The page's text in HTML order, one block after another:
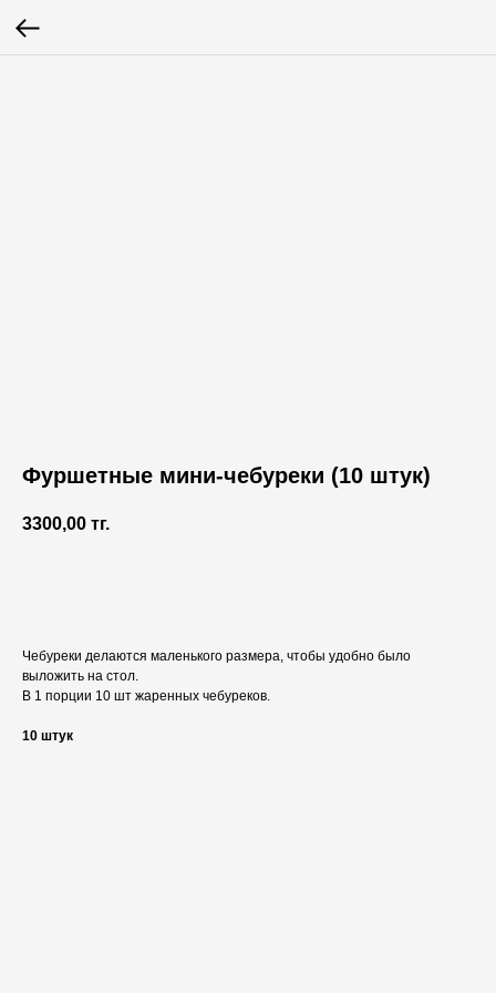
Фуршетные мини-чебуреки (10 штук)
3300,00 тг.
Чебуреки делаются маленького размера, чтобы удобно было
выложить на стол.
В 1 порции 10 шт жаренных чебуреков.
10 штук